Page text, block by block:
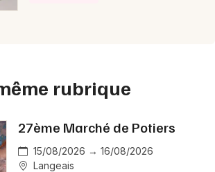
rubrique
27ème Marché de Potiers
15/08/2026 → 16/08/2026
Langeais